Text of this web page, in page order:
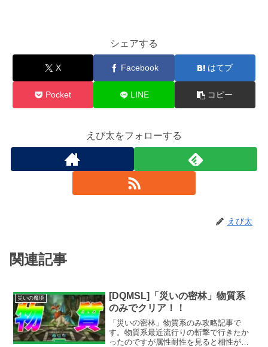
シェアする
X Facebook はてブ
Pocket LINE コピー
えび太をフォローする
えび太
関連記事
災いの魔境
[DQMSL]「災いの密林」物質系
のみでクリア！！
「災いの密林」物質系のみ攻略記事で
す。物質系最近流行りの斬撃で行きたか
ったのですが属性耐性を見ると相性が悪